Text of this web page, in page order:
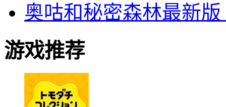
奥咕和秘密森林最新版
游戏推荐